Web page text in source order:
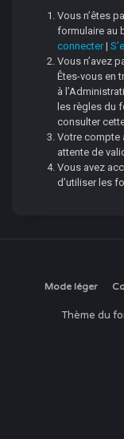
Vous n’êtes
formulaire au
connecter|
Vous n’avez
Êtes-vous en
à
les règles du
consulter
Votre compte
attente de
Vous avez
d’utiliser les
Mode léger
Thème du